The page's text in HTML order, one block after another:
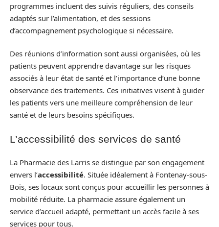
programmes incluent des suivis réguliers, des conseils
adaptés sur l’alimentation, et des sessions
d’accompagnement psychologique si nécessaire.
Des réunions d’information sont aussi organisées, où les
patients peuvent apprendre davantage sur les risques
associés à leur état de santé et l’importance d’une bonne
observance des traitements. Ces initiatives visent à guider
les patients vers une meilleure compréhension de leur
santé et de leurs besoins spécifiques.
L’accessibilité des services de santé
La Pharmacie des Larris se distingue par son engagement
envers l’accessibilité. Située idéalement à Fontenay-sous-
Bois, ses locaux sont conçus pour accueillir les personnes à
mobilité réduite. La pharmacie assure également un
service d’accueil adapté, permettant un accès facile à ses
services pour tous.